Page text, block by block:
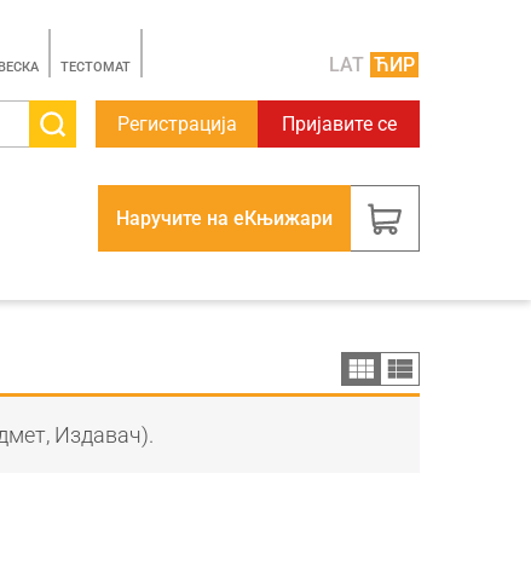
TЕСТОМАТ LAT ЋИР
Регистрација Пријавите се
Наручите на еКњижари
Издавач).